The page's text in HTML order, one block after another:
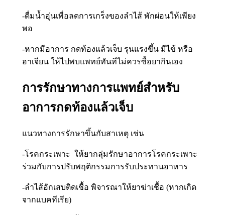
-ดื่มน้ำอุ่นเพื่อลดการเกร็งของลำไส้ พักผ่อนให้เพียง
พอ
-หากมีอาการ กดท้องแล้วเจ็บ รุนแรงขึ้น มีไข้ หรือ
อาเจียน ให้ไปพบแพทย์ทันทีไม่ควรซื้อยากินเอง
การรักษาทางการแพทย์สำหรับ
อาการกดท้องแล้วเจ็บ
แนวทางการรักษาขึ้นกับสาเหตุ เช่น
-โรคกระเพาะ ให้ยากลุ่มรักษาอาการโรคกระเพาะ
ร่วมกับการปรับพฤติกรรมการรับประทานอาหาร
-ลำไส้อักเสบติดเชื้อ พิจารณาให้ยาฆ่าเชื้อ (หากเกิด
จากแบคทีเรีย)